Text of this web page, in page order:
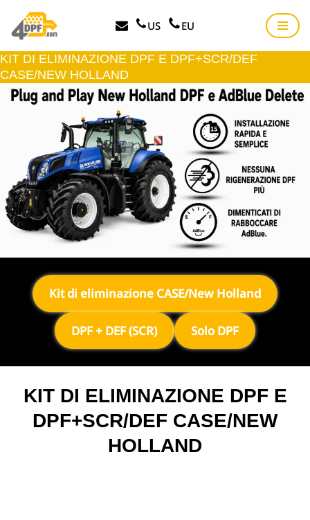
Vai
al
contenuto
US EU
KIT DI ELIMINAZIONE DPF E DPF+SCR/DEF
CASE/NEW HOLLAND
Kit di eliminazione CASE/New Holland
DPF + DEF (SCR) Solo DPF
KIT DI ELIMINAZIONE DPF E
DPF+SCR/DEF CASE/NEW
HOLLAND